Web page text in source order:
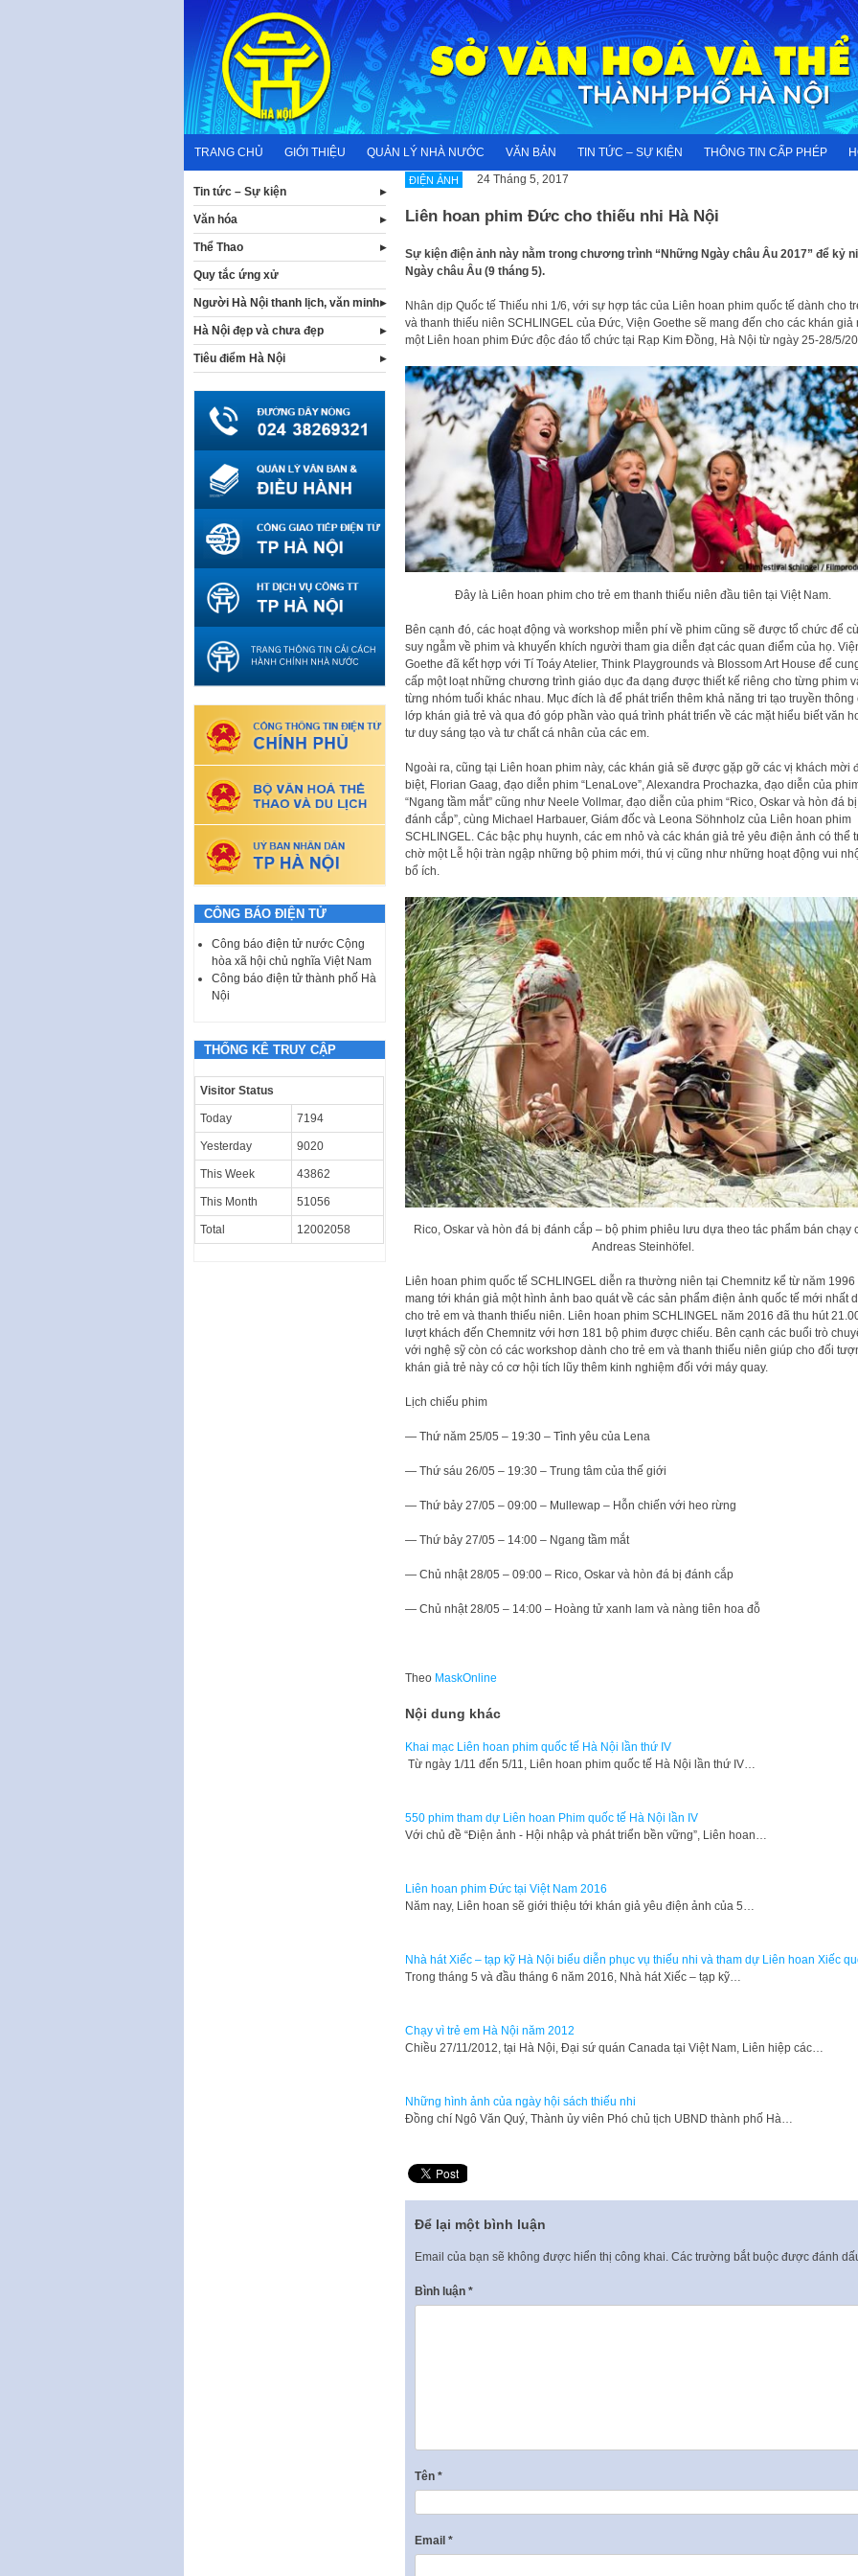
content
TRANG CHỦ GIỚI THIỆU QUẢN LÝ NHÀ NƯỚC VĂN BẢN TIN TỨC – SỰ KIỆN THÔNG TIN CẤP PHÉP
ĐIỆN ẢNH 24 Tháng 5, 2017
Liên hoan phim Đức cho thiếu nhi Hà Nội
Sự kiện điện ảnh này nằm trong chương trình “Những Ngày châu Âu 2017” để kỷ
Ngày châu Âu (9 tháng 5).
Nhân dịp Quốc tế Thiếu nhi 1/6, với sự hợp tác của Liên hoan phim quốc tế dành cho
và thanh thiếu niên SCHLINGEL của Đức, Viện Goethe sẽ mang đến cho các khán giả
một Liên hoan phim Đức độc đáo tổ chức tại Rạp Kim Đồng, Hà Nội từ ngày 25-28/5/
Đây là Liên hoan phim cho trẻ em thanh thiếu niên đầu tiên tại Việt Nam.
Bên cạnh đó, các hoạt động và workshop miễn phí về phim cũng sẽ được tổ chức để
suy ngẫm về phim và khuyến khích người tham gia diễn đạt các quan điểm của họ.
Goethe đã kết hợp với Tí Toáy Atelier, Think Playgrounds và Blossom Art House để
cấp một loạt những chương trình giáo dục đa dạng được thiết kế riêng cho từng phim
từng nhóm tuổi khác nhau. Mục đích là để phát triển thêm khả năng tri tạo truyền thông
lớp khán giả trẻ và qua đó góp phần vào quá trình phát triển về các mặt hiểu biết văn
tư duy sáng tạo và tư chất cá nhân của các em.
Ngoài ra, cũng tại Liên hoan phim này, các khán giả sẽ được gặp gỡ các vị khách mời
biệt, Florian Gaag, đạo diễn phim “LenaLove”, Alexandra Prochazka, đạo diễn của
“Ngang tầm mắt” cũng như Neele Vollmar, đạo diễn của phim “Rico, Oskar và hòn đá bị
đánh cắp”, cùng Michael Harbauer, Giám đốc và Leona Söhnholz của Liên hoan phim
SCHLINGEL. Các bậc phụ huynh, các em nhỏ và các khán giả trẻ yêu điện ảnh có thể
chờ một Lễ hội tràn ngập những bộ phim mới, thú vị cũng như những hoạt động vui
bổ ích.
Rico, Oskar và hòn đá bị đánh cắp – bộ phim phiêu lưu dựa theo tác phẩm bán chạy
Andreas Steinhöfel.
Liên hoan phim quốc tế SCHLINGEL diễn ra thường niên tại Chemnitz kể từ năm 1996
mang tới khán giả một hình ảnh bao quát về các sản phẩm điện ảnh quốc tế mới nhất
cho trẻ em và thanh thiếu niên. Liên hoan phim SCHLINGEL năm 2016 đã thu hút
lượt khách đến Chemnitz với hơn 181 bộ phim được chiếu. Bên cạnh các buổi trò
với nghệ sỹ còn có các workshop dành cho trẻ em và thanh thiếu niên giúp cho đối
khán giả trẻ này có cơ hội tích lũy thêm kinh nghiệm đối với máy quay.
Lịch chiếu phim
— Thứ năm 25/05 – 19:30 – Tình yêu của Lena
— Thứ sáu 26/05 – 19:30 – Trung tâm của thế giới
— Thứ bảy 27/05 – 09:00 – Mullewap – Hỗn chiến với heo rừng
— Thứ bảy 27/05 – 14:00 – Ngang tầm mắt
— Chủ nhật 28/05 – 09:00 – Rico, Oskar và hòn đá bị đánh cắp
— Chủ nhật 28/05 – 14:00 – Hoàng tử xanh lam và nàng tiên hoa đỗ
Theo MaskOnline
Nội dung khác
Khai mạc Liên hoan phim quốc tế Hà Nội lần thứ IV
Từ ngày 1/11 đến 5/11, Liên hoan phim quốc tế Hà Nội lần thứ IV…
550 phim tham dự Liên hoan Phim quốc tế Hà Nội lần IV
Với chủ đề “Điện ảnh - Hội nhập và phát triển bền vững”, Liên hoan…
Liên hoan phim Đức tại Việt Nam 2016
Năm nay, Liên hoan sẽ giới thiệu tới khán giả yêu điện ảnh của 5…
Nhà hát Xiếc – tạp kỹ Hà Nội biểu diễn phục vụ thiếu nhi và tham dự Liên hoan Xiếc
Trong tháng 5 và đầu tháng 6 năm 2016, Nhà hát Xiếc – tạp kỹ…
Chạy vì trẻ em Hà Nội năm 2012
​Chiều 27/11/2012, tại Hà Nội, Đại sứ quán Canada tại Việt Nam, Liên hiệp các…
Những hình ảnh của ngày hội sách thiếu nhi
Đồng chí Ngô Văn Quý, Thành ủy viên Phó chủ tịch UBND thành phố Hà…
Để lại một bình luận
Email của bạn sẽ không được hiển thị công khai. Các trường bắt buộc được đánh
Bình luận *
Tên *
Email *
Tin tức – Sự kiện
Văn hóa
Thể Thao
Quy tắc ứng xử
Người Hà Nội thanh lịch, văn minh
Hà Nội đẹp và chưa đẹp
Tiêu điểm Hà Nội
CÔNG BÁO ĐIỆN TỬ
Công báo điện tử nước Cộng
hòa xã hội chủ nghĩa Việt Nam
Công báo điện tử thành phố Hà
Nội
THỐNG KÊ TRUY CẬP
Visitor Status
Today 7194
Yesterday 9020
This Week 43862
This Month 51056
Total 12002058